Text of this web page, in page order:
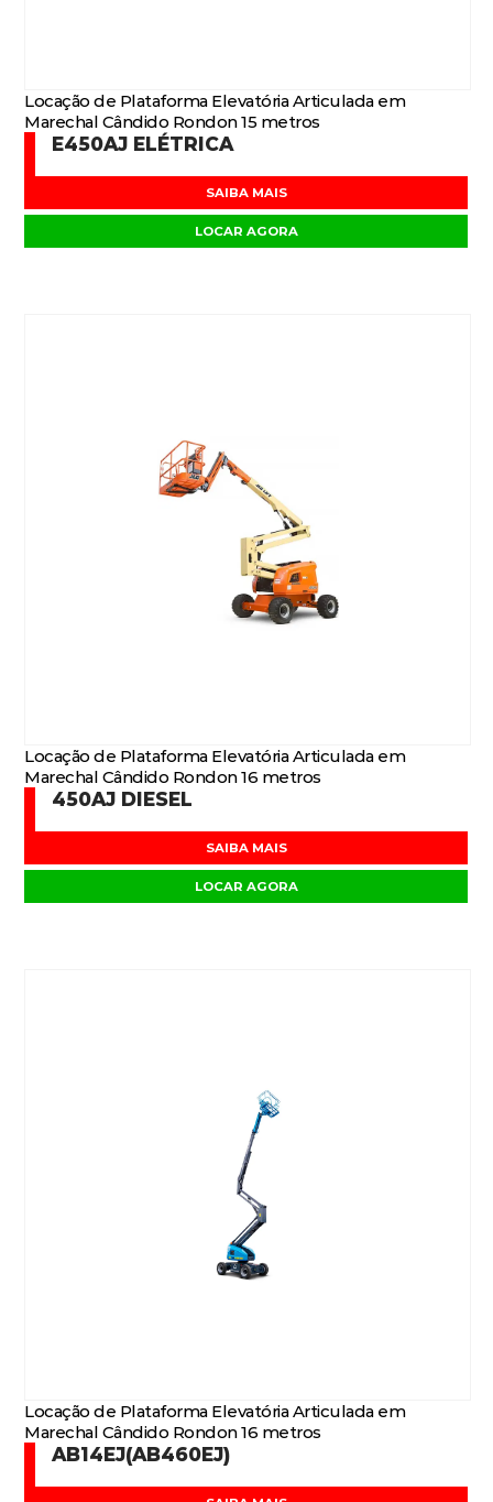
Locação de Plataforma Elevatória Articulada em
Marechal Cândido Rondon 15 metros
E450AJ ELÉTRICA
SAIBA MAIS
LOCAR AGORA
Locação de Plataforma Elevatória Articulada em
Marechal Cândido Rondon 16 metros
450AJ DIESEL
SAIBA MAIS
LOCAR AGORA
Locação de Plataforma Elevatória Articulada em
Marechal Cândido Rondon 16 metros
AB14EJ(AB460EJ)